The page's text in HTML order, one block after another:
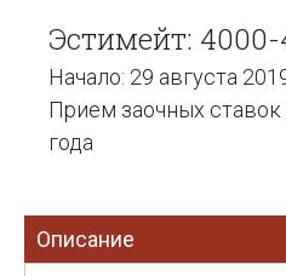
Эстимейт:
Начало: 29 августа
Прием заочных ставок
года
Описание